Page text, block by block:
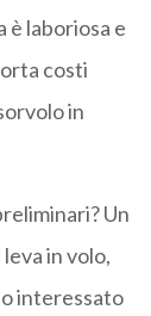
è laboriosa e
costi
in
Un
in volo,
interessato